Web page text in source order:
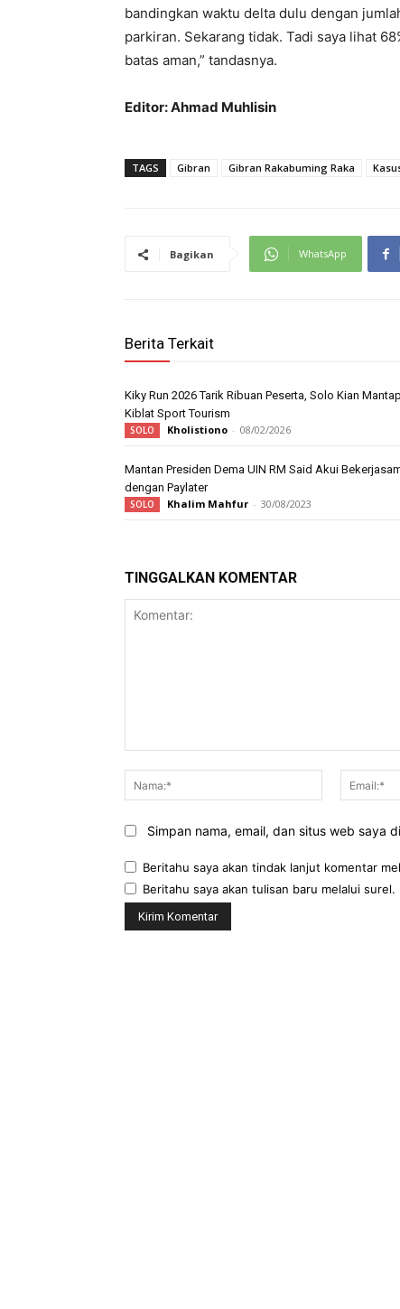
bandingkan waktu delta dulu dengan
parkiran. Sekarang tidak. Tadi saya lihat
batas aman,” tandasnya.
Editor: Ahmad Muhlisin
TAGS Gibran Gibran Rakabuming Raka
Bagikan WhatsApp
Berita Terkait
Kiky Run 2026 Tarik Ribuan Peserta, Solo Kian
Kiblat Sport Tourism
SOLO Kholistiono - 08/02/2026
Mantan Presiden Dema UIN RM Said Akui
dengan Paylater
SOLO Khalim Mahfur - 30/08/2023
TINGGALKAN KOMENTAR
Nama:*
Simpan nama, email, dan situs web saya
Beritahu saya akan tindak lanjut komentar
Beritahu saya akan tulisan baru melalui surel.